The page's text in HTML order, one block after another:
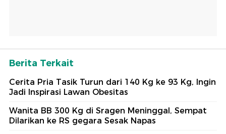
Berita Terkait
Cerita Pria Tasik Turun dari 140 Kg ke 93 Kg, Ingin
Jadi Inspirasi Lawan Obesitas
Wanita BB 300 Kg di Sragen Meninggal, Sempat
Dilarikan ke RS gegara Sesak Napas